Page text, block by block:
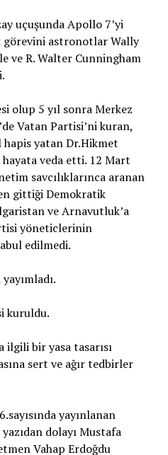
uçuşunda Apollo 7’yi
görevini astronotlar Wally
ve R. Walter Cunningham
olup 5 yıl sonra Merkez
Vatan Partisi’ni kuran,
hapis yatan Dr.Hikmet
hayata veda etti. 12 Mart
savcılıklarınca aranan
gittiği Demokratik
ve Arnavutluk’a
yöneticlerinin
edilmedi.
kuruldu.
ilgili bir yasa tasarısı
sert ve ağır tedbirler
yayınlanan
dolayı Mustafa
Vahap Erdoğdu